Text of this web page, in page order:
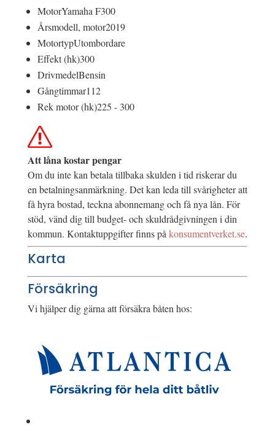
MotorYamaha F300
Årsmodell, motor2019
MotortypUtombordare
Effekt (hk)300
DrivmedelBensin
Gångtimmar112
Rek motor (hk)225 - 300
Att låna kostar pengar
Om du inte kan betala tillbaka skulden i tid riskerar du
en betalningsanmärkning. Det kan leda till svårigheter att
få hyra bostad, teckna abonnemang och få nya lån. För
stöd, vänd dig till budget- och skuldrådgivningen i din
kommun. Kontaktuppgifter finns på konsumentverket.se.
Karta
Försäkring
Vi hjälper dig gärna att försäkra båten hos: